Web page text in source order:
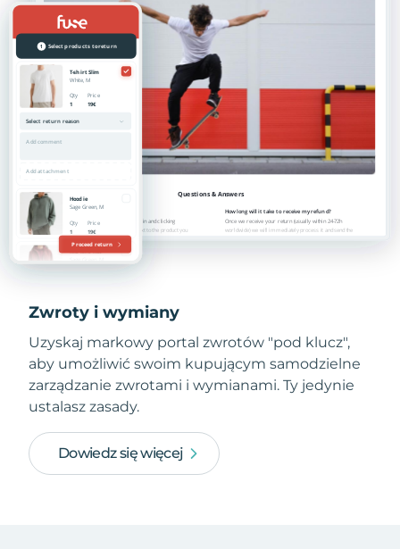
Zwroty i wymiany
Uzyskaj markowy portal zwrotów "pod klucz",
aby umożliwić swoim kupującym samodzielne
zarządzanie zwrotami i wymianami. Ty jedynie
ustalasz zasady.
Dowiedz się więcej